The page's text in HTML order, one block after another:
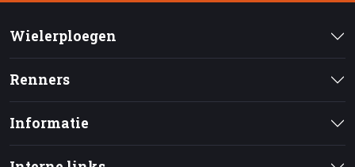
Wielerploegen
Renners
Informatie